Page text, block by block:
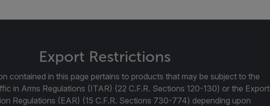
Export Restrictions
contained in this page pertains to products that may be subject to the
in Arms Regulations (ITAR) (22 C.F.R. Sections 120-130) or the Export
Regulations (EAR) (15 C.F.R. Sections 730-774) depending upon